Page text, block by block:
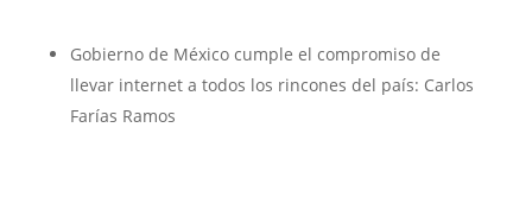
Gobierno de México cumple el compromiso de
llevar internet a todos los rincones del país: Carlos
Farías Ramos